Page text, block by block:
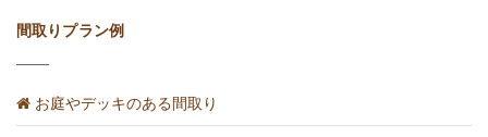
間取りプラン例
お庭やデッキのある間取り